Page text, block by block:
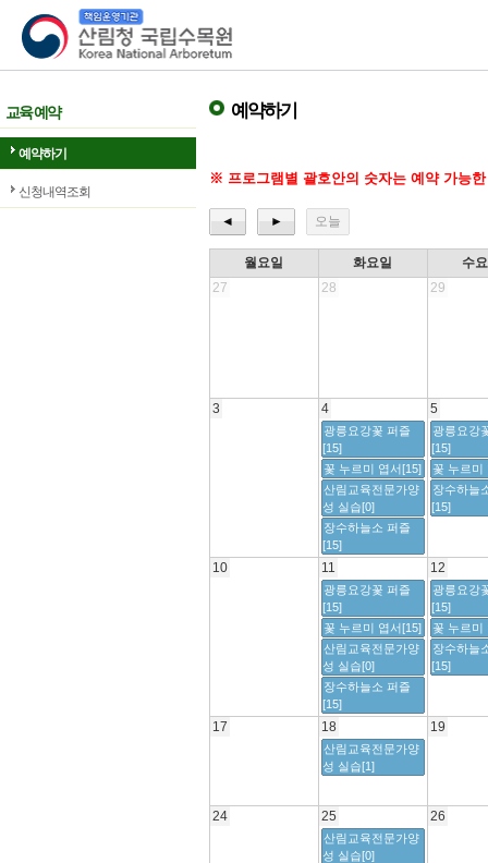
산림청 국립수목원
교육 예약
예약하기
신청내역조회
예약하기
※ 프로그램별 괄호안의 숫자는 예약 가능
◄ ► 오늘
월요일 화요일
수
27
28 29
3 4 5
10 11 12
17 18 19
24 25 26
광릉요강꽃 퍼즐
[15]
광릉요강
[15]
꽃 누르미 엽서[15]
꽃 누르미
산림교육전문가양
성 실습[0]
장수하늘
[15]
장수하늘소 퍼즐
[15]
광릉요강꽃 퍼즐
[15]
광릉요강
[15]
꽃 누르미 엽서[15]
꽃 누르미
산림교육전문가양
성 실습[0]
장수하늘
[15]
장수하늘소 퍼즐
[15]
산림교육전문가양
성 실습[1]
산림교육전문가양
성 실습[0]